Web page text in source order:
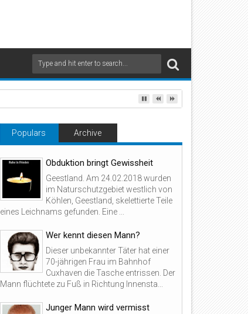
Populars Archive
Obduktion bringt Gewissheit
Geestland. Am 24.02.2018 wurden
im Naturschutzgebiet westlich von
Köhlen, Geestland, skelettierte Teile
eines Leichnams gefunden. Eine ...
Wer kennt diesen Mann?
Dieser unbekannter Täter hat einer
70-jährigen Frau im Bahnhof
Cuxhaven die Tasche entrissen. Der
Mann flüchtete zu Fuß in Richtung Innensta...
Junger Mann wird vermisst